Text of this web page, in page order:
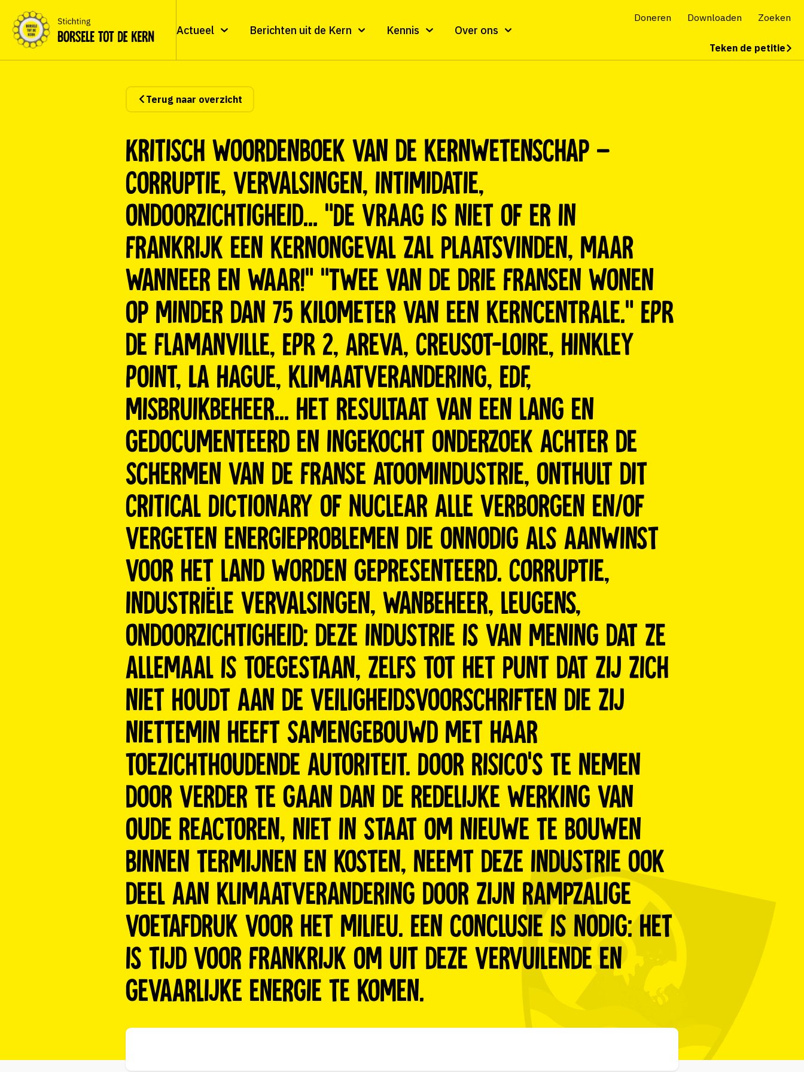
Actueel Berichten uit de Kern Kennis Over ons
Doneren Downloaden Zoeken
Teken de petitie
Terug naar overzicht
Kritisch woordenboek van de kernwetenschap –
Corruptie, vervalsingen, intimidatie,
ondoorzichtigheid… “De vraag is niet of er in
Frankrijk een kernongeval zal plaatsvinden, maar
wanneer en waar!” “Twee van de drie Fransen wonen
op minder dan 75 kilometer van een kerncentrale.” EPR
de Flamanville, EPR 2, Areva, Creusot-Loire, Hinkley
Point, La Hague, klimaatverandering, EDF,
misbruikbeheer… Het resultaat van een lang en
gedocumenteerd en ingekocht onderzoek achter de
schermen van de Franse atoomindustrie, onthult dit
Critical Dictionary of Nuclear alle verborgen en/of
vergeten energieproblemen die onnodig als aanwinst
voor het land worden gepresenteerd. Corruptie,
industriële vervalsingen, wanbeheer, leugens,
ondoorzichtigheid: deze industrie is van mening dat ze
allemaal is toegestaan, zelfs tot het punt dat zij zich
niet houdt aan de veiligheidsvoorschriften die zij
niettemin heeft samengebouwd met haar
toezichthoudende autoriteit. Door risico’s te nemen
door verder te gaan dan de redelijke werking van
oude reactoren, niet in staat om nieuwe te bouwen
binnen termijnen en kosten, neemt deze industrie ook
deel aan klimaatverandering door zijn rampzalige
voetafdruk voor het milieu. Een conclusie is nodig: het
is tijd voor Frankrijk om uit deze vervuilende en
gevaarlijke energie te komen.